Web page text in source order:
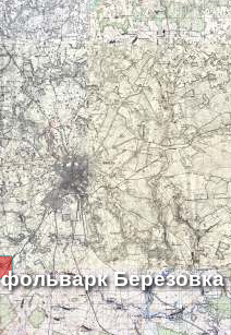
фольварк Березовка